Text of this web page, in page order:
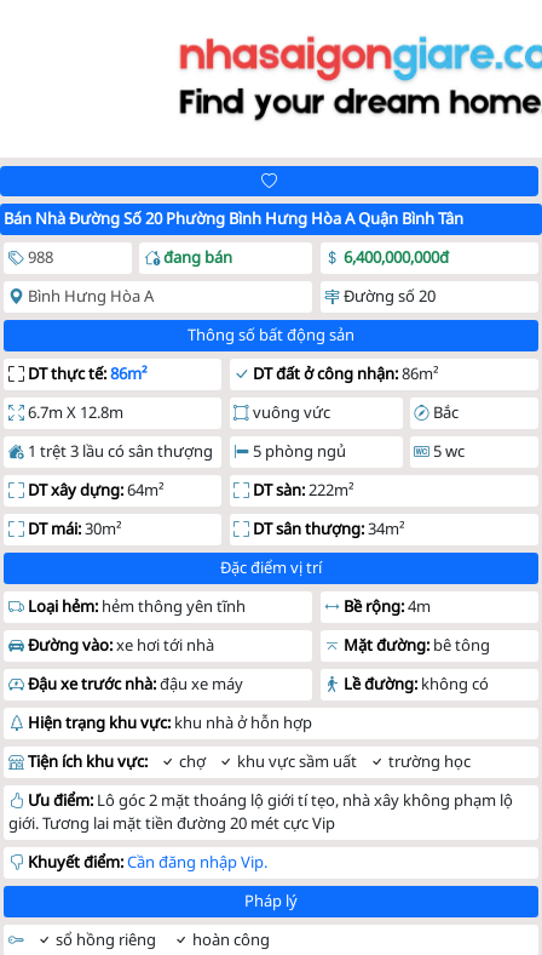
Bán Nhà Đường Số 20 Phường Bình Hưng Hòa A Quận Bình Tân
988
đang bán
6,400,000,000đ
Bình Hưng Hòa A
Đường số 20
Thông số bất động sản
DT thực tế:86m² DT đất ở công nhận:86m²
6.7m X 12.8m
vuông vức
Bắc
1 trệt 3 lầu có sân thượng
5 phòng ngủ
5 wc
DT xây dựng:64m² DT sàn:222m²
DT mái:30m² DT sân thượng:34m²
Đặc điểm vị trí
Loại hẻm: hẻm thông yên tĩnh Bề rộng:4m
Đường vào:xe hơi tới nhà Mặt đường: bê tông
Đậu xe trước nhà:đậu xe máy Lề đường: không có
Hiện trạng khu vực: khu nhà ở hỗn hợp
Tiện ích khu vực:
chợ khu vực sầm uất
trường học
Ưu điểm: Lô góc 2 mặt thoáng lộ giới tí tẹo, nhà xây không phạm lộ
giới. Tương lai mặt tiền đường 20 mét cực Vip
Khuyết điểm:Cần đăng nhập Vip.
Pháp lý
sổ hồng riêng
hoàn công